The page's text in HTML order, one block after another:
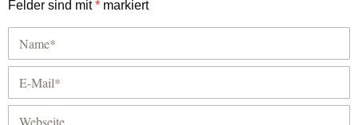
Felder sind mit* markiert